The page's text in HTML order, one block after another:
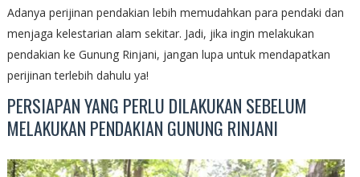
Adanya perijinan pendakian lebih memudahkan para pendaki dan
menjaga kelestarian alam sekitar. Jadi, jika ingin melakukan
pendakian ke Gunung Rinjani, jangan lupa untuk mendapatkan
perijinan terlebih dahulu ya!
PERSIAPAN YANG PERLU DILAKUKAN SEBELUM
MELAKUKAN PENDAKIAN GUNUNG RINJANI